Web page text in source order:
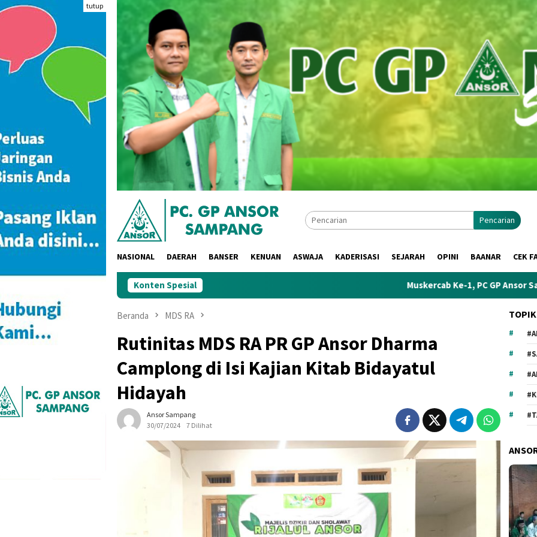
Loncat
tutup
Pencarian
NASIONAL DAERAH BANSER KENUAN ASWAJA KADERISASI SEJARAH OPINI BAANAR CEK
Konten Spesial Muskercab Ke-1, PC GP Ansor Sampang Siapkan
Beranda MDS RA
Rutinitas MDS RA PR GP Ansor Dharma
Camplong di Isi Kajian Kitab Bidayatul
Hidayah
Ansor Sampang
30/07/2024
7 Dilihat